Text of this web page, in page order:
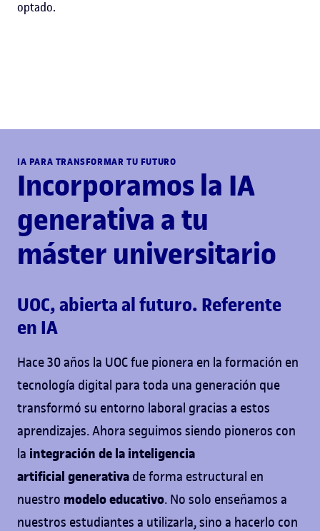
optado.
IA PARA TRANSFORMAR TU FUTURO
Incorporamos la IA
generativa a tu
máster universitario
UOC, abierta al futuro. Referente
en IA
Hace 30 años la UOC fue pionera en la formación en
tecnología digital para toda una generación que
transformó su entorno laboral gracias a estos
aprendizajes. Ahora seguimos siendo pioneros con
la integración de la inteligencia
artificialgenerativa de forma estructural en
nuestro modelo educativo. No solo enseñamos a
nuestros estudiantes a utilizarla, sino a hacerlo con